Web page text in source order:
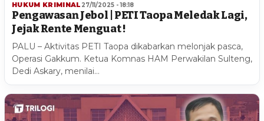
HUKUM KRIMINAL 27/11/2025 - 18:18
Pengawasan Jebol | PETI Taopa Meledak Lagi,
Jejak Rente Menguat !
PALU – Aktivitas PETI Taopa dikabarkan melonjak pasca,
Operasi Gakkum. Ketua Komnas HAM Perwakilan Sulteng,
Dedi Askary, menilai…